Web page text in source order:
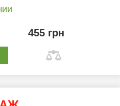
455 грн